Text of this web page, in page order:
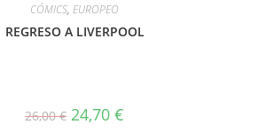
CÓMICS, EUROPEO
REGRESO A LIVERPOOL
26,00€ El
precio
24,70 €